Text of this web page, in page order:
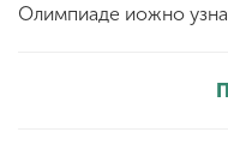
Олимпиаде иожно